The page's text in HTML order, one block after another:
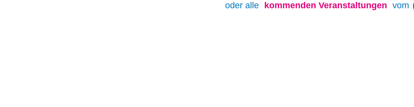
oder alle
kommenden Veranstaltungen vom